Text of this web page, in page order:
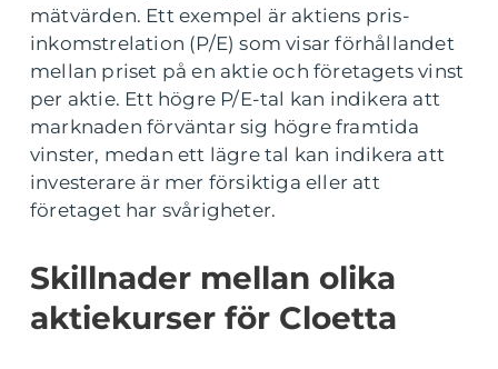
mätvärden. Ett exempel är aktiens pris-
inkomstrelation (P/E) som visar förhållandet
mellan priset på en aktie och företagets vinst
per aktie. Ett högre P/E-tal kan indikera att
marknaden förväntar sig högre framtida
vinster, medan ett lägre tal kan indikera att
investerare är mer försiktiga eller att
företaget har svårigheter.
Skillnader mellan olika
aktiekurser för Cloetta